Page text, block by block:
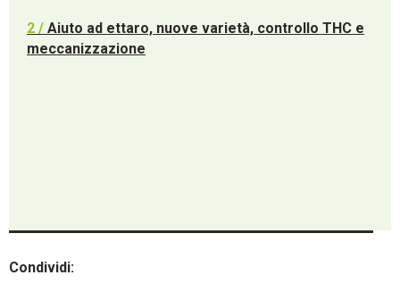
2 / Aiuto ad ettaro, nuove varietà, controllo THC e
meccanizzazione
Condividi: